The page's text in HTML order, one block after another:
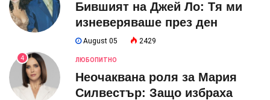
Бившият на Джей Ло: Тя ми
изневеряваше през ден
August 05 2429
4 ЛЮБОПИТНО
Неочаквана роля за Мария
Силвестър: Защо избраха